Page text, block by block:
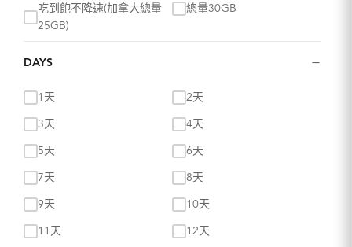
吃到飽不降速(加拿大總量
25GB)
總量30GB
DAYS −
1天 2天
3天 4天
5天 6天
7天 8天
9天 10天
11天 12天